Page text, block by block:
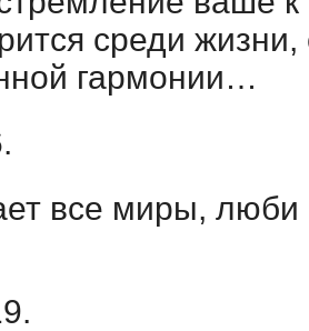
среди
гармонии…
все миры, люби